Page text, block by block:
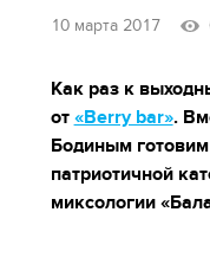
10 марта 2017
Как раз к
от «Berry bar».
Бодиным
патриотичной
миксологии